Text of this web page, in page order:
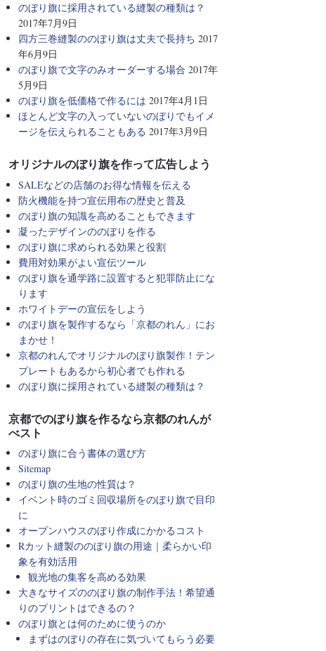
のぼり旗に採用されている縫製の種類は？
2017年7月9日
四方三巻縫製ののぼり旗は丈夫で長持ち 2017
年6月9日
のぼり旗で文字のみオーダーする場合 2017年
5月9日
のぼり旗を低価格で作るには 2017年4月1日
ほとんど文字の入っていないのぼりでもイメ
ージを伝えられることもある 2017年3月9日
オリジナルのぼり旗を作って広告しよう
SALEなどの店舗のお得な情報を伝える
防火機能を持つ宣伝用布の歴史と普及
のぼり旗の知識を高めることもできます
凝ったデザインののぼりを作る
のぼり旗に求められる効果と役割
費用対効果がよい宣伝ツール
のぼり旗を通学路に設置すると犯罪防止にな
ります
ホワイトデーの宣伝をしよう
のぼり旗を製作するなら「京都のれん」にお
まかせ！
京都のれんでオリジナルのぼり旗製作！テン
プレートもあるから初心者でも作れる
のぼり旗に採用されている縫製の種類は？
京都でのぼり旗を作るなら京都のれんが
べスト
のぼり旗に合う書体の選び方
Sitemap
のぼり旗の生地の性質は？
イベント時のゴミ回収場所をのぼり旗で目印
に
オープンハウスのぼり作成にかかるコスト
Rカット縫製ののぼり旗の用途｜柔らかい印
象を有効活用
観光地の集客を高める効果
大きなサイズののぼり旗の制作手法！希望通
りのプリントはできるの？
のぼり旗とは何のために使うのか
まずはのぼりの存在に気づいてもらう必要